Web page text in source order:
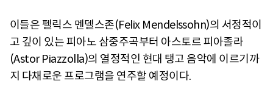
이들은 펠릭스 멘델스존(Felix Mendelssohn)의 서정적이
고 깊이 있는 피아노 삼중주곡부터 아스토르 피아졸라
(Astor Piazzolla)의 열정적인 현대 탱고 음악에 이르기까
지 다채로운 프로그램을 연주할 예정이다.